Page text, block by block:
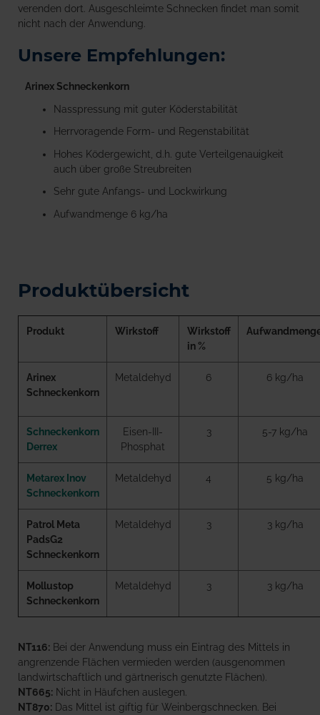
verenden dort. Ausgeschleimte Schnecken findet man somit
nicht nach der Anwendung.
Unsere Empfehlungen:
Arinex Schneckenkorn
Nasspressung mit guter Köderstabilität
Herrvoragende Form- und Regenstabilität
Hohes Ködergewicht, d.h. gute Verteilgenauigkeit
auch über große Streubreiten
Sehr gute Anfangs- und Lockwirkung
Aufwandmenge 6 kg/ha
Produktübersicht
Produkt Wirkstoff
Wirkstoff
in %
Arinex
Schneckenkorn
Metaldehyd 6 6 kg/ha
Schneckenkorn
Derrex
Eisen-III-
Phosphat
3 5-7 kg/ha
Metarex Inov
Schneckenkorn
Metaldehyd 4 5 kg/ha
Patrol Meta
PadsG2
Schneckenkorn
Metaldehyd 3 3 kg/ha
Mollustop
Schneckenkorn
Metaldehyd 3 3 kg/ha
NT116: Bei der Anwendung muss ein Eintrag des Mittels in
angrenzende Flächen vermieden werden (ausgenommen
landwirtschaftlich und gärtnerisch genutzte Flächen).
NT665: Nicht in Häufchen auslegen.
NT870: Das Mittel ist giftig für Weinbergschnecken. Bei